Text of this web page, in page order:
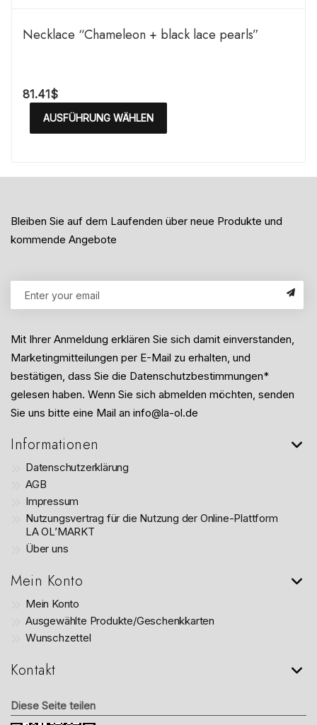
Necklace “Chameleon + black lace pearls”
81.41$
AUSFÜHRUNG WÄHLEN
Bleiben Sie auf dem Laufenden über neue Produkte und
kommende Angebote
Mit Ihrer Anmeldung erklären Sie sich damit einverstanden,
Marketingmitteilungen per E-Mail zu erhalten, und
bestätigen, dass Sie die Datenschutzbestimmungen*
gelesen haben. Wenn Sie sich abmelden möchten, senden
Sie uns bitte eine Mail an info@la-ol.de
Informationen
Datenschutzerklärung
AGB
Impressum
Nutzungsvertrag für die Nutzung der Online-Plattform
LA OL’MARKT
Über uns
Mein Konto
Mein Konto
Ausgewählte Produkte/Geschenkkarten
Wunschzettel
Kontakt
Diese Seite teilen